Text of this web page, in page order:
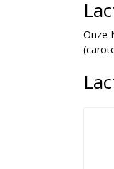
Onze